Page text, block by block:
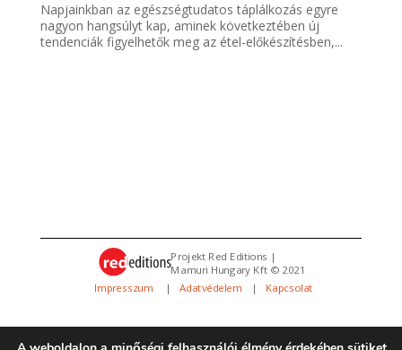
Napjainkban az egészségtudatos táplálkozás egyre
nagyon hangsúlyt kap, aminek következtében új
tendenciák figyelhetők meg az étel-előkészítésben,...
Projekt Red Editions |
Mamuri Hungary Kft © 2021
Impresszum
| Adatvédelem | Kapcsolat